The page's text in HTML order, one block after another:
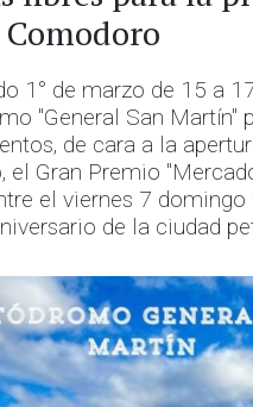
1° de marzo de 15 a
"General San Martín"
de cara a la
el Gran Premio
el viernes 7
de la ciudad